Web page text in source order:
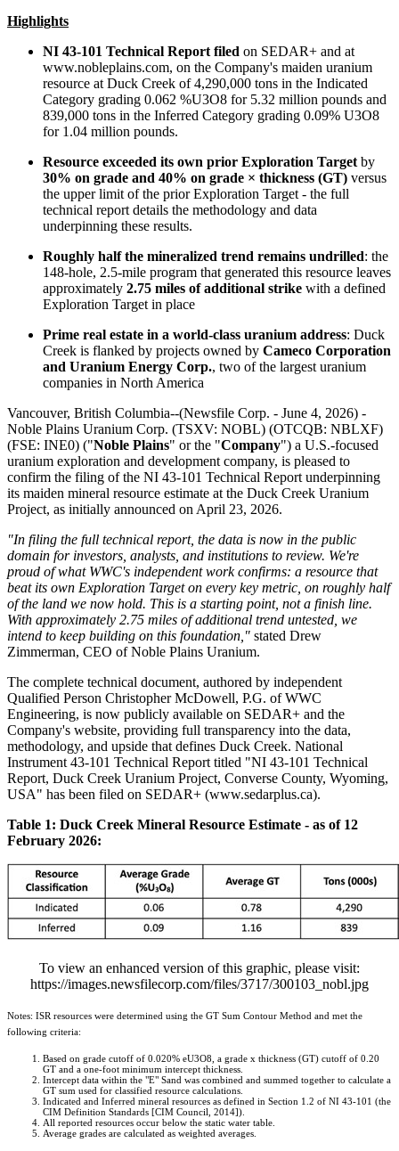
Highlights
NI 43-101 Technical Report filed on SEDAR+ and at
www.nobleplains.com, on the Company's maiden uranium
resource at Duck Creek of 4,290,000 tons in the Indicated
Category grading 0.062 %U3O8 for 5.32 million pounds and
839,000 tons in the Inferred Category grading 0.09% U3O8
for 1.04 million pounds.
Resource exceeded its own prior Exploration Target by
30% on grade and 40% on grade × thickness (GT) versus
the upper limit of the prior Exploration Target - the full
technical report details the methodology and data
underpinning these results.
Roughly half the mineralized trend remains undrilled: the
148-hole, 2.5-mile program that generated this resource leaves
approximately 2.75 miles of additional strike with a defined
Exploration Target in place
Prime real estate in a world-class uranium address: Duck
Creek is flanked by projects owned by Cameco Corporation
and Uranium Energy Corp., two of the largest uranium
companies in North America
Vancouver, British Columbia--(Newsfile Corp. - June 4, 2026) -
Noble Plains Uranium Corp. (TSXV: NOBL) (OTCQB: NBLXF)
(FSE: INE0) ("Noble Plains" or the "Company") a U.S.-focused
uranium exploration and development company, is pleased to
confirm the filing of the NI 43-101 Technical Report underpinning
its maiden mineral resource estimate at the Duck Creek Uranium
Project, as initially announced on April 23, 2026.
"In filing the full technical report, the data is now in the public
domain for investors, analysts, and institutions to review. We're
proud of what WWC's independent work confirms: a resource that
beat its own Exploration Target on every key metric, on roughly half
of the land we now hold. This is a starting point, not a finish line.
With approximately 2.75 miles of additional trend untested, we
intend to keep building on this foundation," stated Drew
Zimmerman, CEO of Noble Plains Uranium.
The complete technical document, authored by independent
Qualified Person Christopher McDowell, P.G. of WWC
Engineering, is now publicly available on SEDAR+ and the
Company's website, providing full transparency into the data,
methodology, and upside that defines Duck Creek. National
Instrument 43-101 Technical Report titled "NI 43-101 Technical
Report, Duck Creek Uranium Project, Converse County, Wyoming,
USA" has been filed on SEDAR+ (www.sedarplus.ca).
Table 1: Duck Creek Mineral Resource Estimate - as of 12
February 2026:
To view an enhanced version of this graphic, please visit:
https://images.newsfilecorp.com/files/3717/300103_nobl.jpg
Notes: ISR resources were determined using the GT Sum Contour Method and met the
following criteria:
Based on grade cutoff of 0.020% eU3O8, a grade x thickness (GT) cutoff of 0.20
GT and a one-foot minimum intercept thickness.
Intercept data within the "E" Sand was combined and summed together to calculate a
GT sum used for classified resource calculations.
Indicated and Inferred mineral resources as defined in Section 1.2 of NI 43-101 (the
CIM Definition Standards [CIM Council, 2014]).
All reported resources occur below the static water table.
Average grades are calculated as weighted averages.